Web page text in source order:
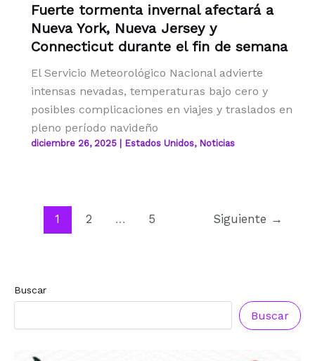
Fuerte tormenta invernal afectará a
Nueva York, Nueva Jersey y
Connecticut durante el fin de semana
El Servicio Meteorológico Nacional advierte
intensas nevadas, temperaturas bajo cero y
posibles complicaciones en viajes y traslados en
pleno período navideño
diciembre 26, 2025 Estados Unidos, Noticias
1 2 … 5 Siguiente →
Buscar
Buscar
Reconocimiento aFrancisca